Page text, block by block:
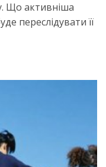
Що активніша
переслідувати її